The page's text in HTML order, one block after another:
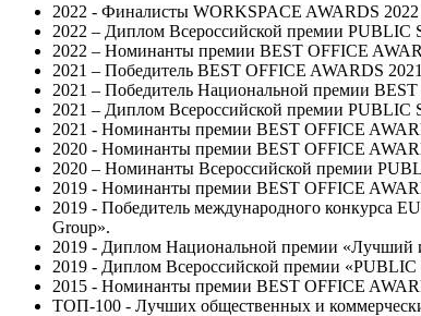
2022 - Финалисты WORKSPACE AWARDS
2022 – Диплом Всероссийской премии PUBLIC
2022 – Номинанты премии BEST OFFICE
2021 – Победитель BEST OFFICE AWARDS
2021 – Победитель Национальной премии
2021 – Диплом Всероссийской премии PUBLIC
2021 - Номинанты премии BEST OFFICE
2020 - Номинанты премии BEST OFFICE
2020 – Номинанты Всероссийской премии
2019 - Номинанты премии BEST OFFICE
2019 - Победитель международного конкурса
Group».
2019 - Диплом Национальной премии «Лучший
2019 - Диплом Всероссийской премии
2015 - Номинанты премии BEST OFFICE
ТОП-100 - Лучших общественных и